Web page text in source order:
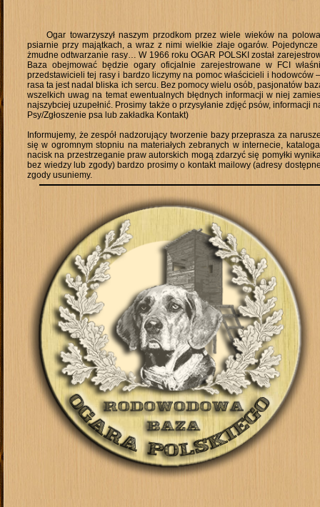
Ogar towarzyszył naszym przodkom przez wiele wieków na
psiarnie przy majątkach, a wraz z nimi wielkie złaje ogarów.
żmudne odtwarzanie rasy… W 1966 roku OGAR POLSKI został
Baza obejmować będzie ogary oficjalnie zarejestrowane w FCI
przedstawicieli tej rasy i bardzo liczymy na pomoc właścicieli i
rasa ta jest nadal bliska ich sercu. Bez pomocy wielu osób, pasjonatów
wszelkich uwag na temat ewentualnych błędnych informacji w niej
najszybciej uzupełnić. Prosimy także o przysyłanie zdjęć psów,
Psy/Zgłoszenie psa lub zakładka Kontakt)
Informujemy, że zespół nadzorujący tworzenie bazy przeprasza za
się w ogromnym stopniu na materiałych zebranych w internecie,
nacisk na przestrzeganie praw autorskich mogą zdarzyć się pomyłki
bez wiedzy lub zgody) bardzo prosimy o kontakt mailowy (adresy
zgody usuniemy.